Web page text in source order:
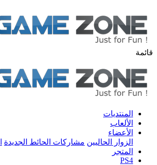
قائمة
المنتديات
الألعاب
الأعضاء
الزوار الحاليين مشاركات الحائط الجديدة
المتجر
PS4